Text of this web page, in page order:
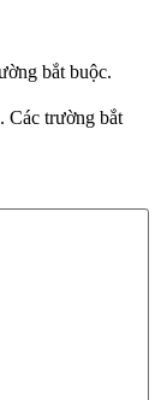
bắt buộc.
Các trường bắt